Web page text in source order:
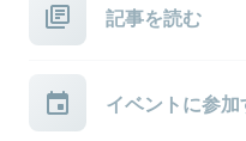
記事を読む
イベントに参加